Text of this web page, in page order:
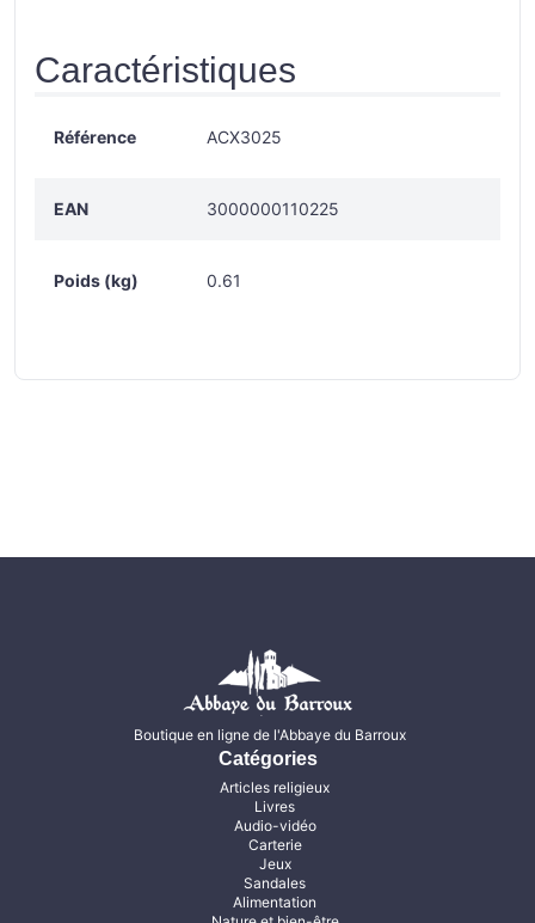
Caractéristiques
Référence ACX3025
EAN 3000000110225
Poids (kg) 0.61
Boutique en ligne de l'Abbaye du Barroux
Catégories
Articles religieux
Livres
Audio-vidéo
Carterie
Jeux
Sandales
Alimentation